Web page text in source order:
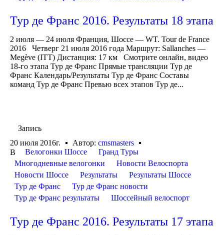
Тур де Франс 2016. Результаты 18 этапа
2 июля — 24 июля Франция, Шоссе — WT. Tour de France
2016 Четверг 21 июля 2016 года Маршрут: Sallanches —
Megève (ITT) Дистанция: 17 км Смотрите онлайн, видео
18-го этапа Тур де Франс Прямые трансляции Тур де
Франс Календарь/Результаты Тур де Франс Составы
команд Тур де Франс Превью всех этапов Тур де...
Запись
20 июля 2016г.
Автор: cmsmasters
В
Велогонки Шоссе
Гранд Туры
Многодневные велогонки
Новости Велоспорта
Новости Шоссе
Результаты
Результаты Шоссе
Тур де Франс
Тур де Франс новости
Тур де Франс результаты
Шоссейный велоспорт
Тур де Франс 2016. Результаты 17 этапа